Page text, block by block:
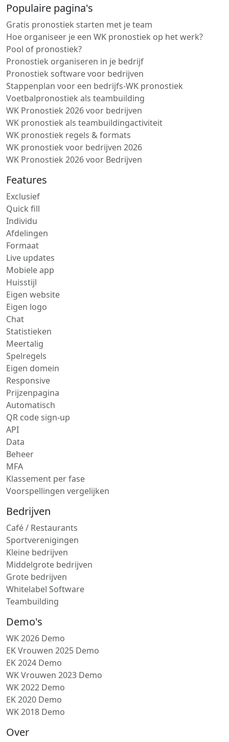
Populaire pagina's
Gratis pronostiek starten met je team
Hoe organiseer je een WK pronostiek op het werk?
Pool of pronostiek?
Pronostiek organiseren in je bedrijf
Pronostiek software voor bedrijven
Stappenplan voor een bedrijfs-WK pronostiek
Voetbalpronostiek als teambuilding
WK Pronostiek 2026 voor bedrijven
WK pronostiek als teambuildingactiviteit
WK pronostiek regels & formats
WK pronostiek voor bedrijven 2026
WK Pronostiek 2026 voor Bedrijven
Features
Exclusief
Quick fill
Individu
Afdelingen
Formaat
Live updates
Mobiele app
Huisstijl
Eigen website
Eigen logo
Chat
Statistieken
Meertalig
Spelregels
Eigen domein
Responsive
Prijzenpagina
Automatisch
QR code sign-up
API
Data
Beheer
MFA
Klassement per fase
Voorspellingen vergelijken
Bedrijven
Café / Restaurants
Sportverenigingen
Kleine bedrijven
Middelgrote bedrijven
Grote bedrijven
Whitelabel Software
Teambuilding
Demo's
WK 2026 Demo
EK Vrouwen 2025 Demo
EK 2024 Demo
WK Vrouwen 2023 Demo
WK 2022 Demo
EK 2020 Demo
WK 2018 Demo
Over